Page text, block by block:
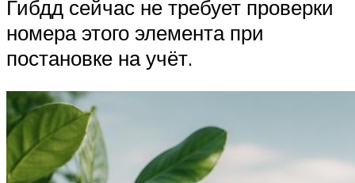
Гибдд сейчас не требует проверки
номера этого элемента при
постановке на учёт.